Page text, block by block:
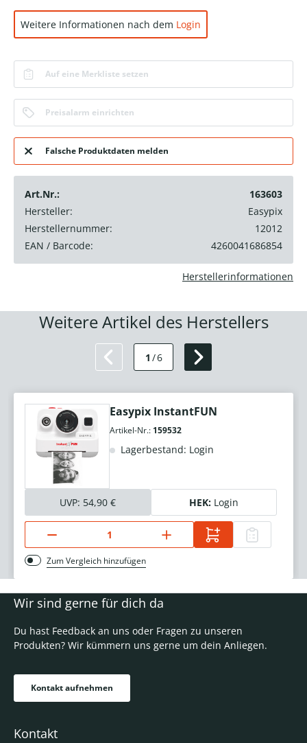
Weitere Informationen nach dem Login
Auf eine Merkliste setzen
Preisalarm einrichten
Falsche Produktdaten melden
Art.Nr.:
163603
Hersteller:
Easypix
Herstellernummer:
12012
EAN / Barcode:
4260041686854
Herstellerinformationen
Weitere Artikel des Herstellers
1 /6
Easypix InstantFUN
Artikel-Nr.: 159532
Lagerbestand: Login
UVP: 54,90 € HEK: Login
Zum Vergleich hinzufügen
Wir sind gerne für dich da
Du hast Feedback an uns oder Fragen zu unseren
Produkten? Wir kümmern uns gerne um dein Anliegen.
Kontakt aufnehmen
Kontakt